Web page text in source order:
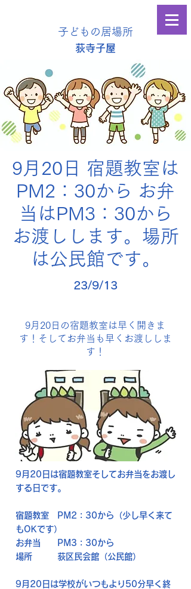
子どもの居場所
​荻寺子屋
9月20日 宿題教室は
PM2：30から お弁
当はPM3：30から
お渡しします。場所
は公民館です。
23/9/13
9月20日の宿題教室は早く開きま
す！そしてお弁当も早くお渡ししま
す！
9月20日は宿題教室そしてお弁当をお渡し
する日です。
宿題教室 PM2：30から（少し早く来て
もOKです）
お弁当 PM3：30から
場所 荻区民会館（公民館）
9月20日は学校がいつもより50分早く終